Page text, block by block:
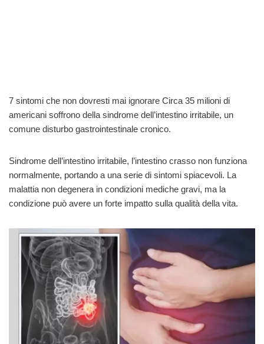
7 sintomi che non dovresti mai ignorare Circa 35 milioni di
americani soffrono della sindrome dell’intestino irritabile, un
comune disturbo gastrointestinale cronico.
Sindrome dell’intestino irritabile, l’intestino crasso non funziona
normalmente, portando a una serie di sintomi spiacevoli. La
malattia non degenera in condizioni mediche gravi, ma la
condizione può avere un forte impatto sulla qualità della vita.